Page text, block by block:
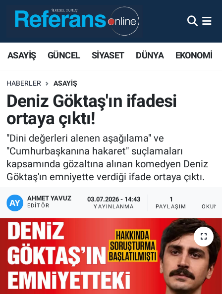
ASAYİŞ GÜNCEL SİYASET DÜNYA EKONOMİ
HABERLER ASAYİŞ
Deniz Göktaş'ın ifadesi
ortaya çıktı!
"Dini değerleri alenen aşağılama" ve
"Cumhurbaşkanına hakaret" suçlamaları
kapsamında gözaltına alınan komedyen Deniz
Göktaş'ın emniyette verdiği ifade ortaya çıktı.
AHMET YAVUZ
EDITÖR
03.07.2026 - 14:43
YAYINLANMA
1
PAYLAŞIM